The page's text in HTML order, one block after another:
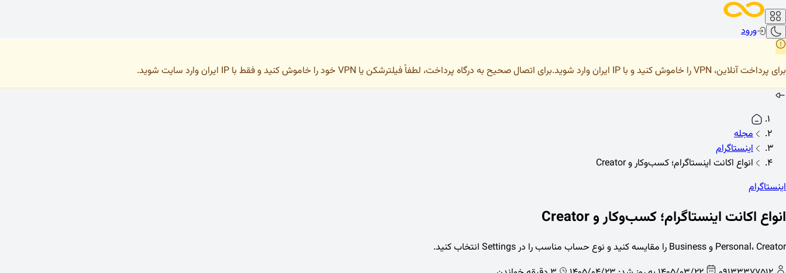
ورود
برای پرداخت آنلاین، VPN را خاموش کنید و با IP ایران وارد شوید. برای اتصال صحیح به درگاه پرداخت، لطفاً فیلترشکن یا VPN خود را خاموش کنید و فقط با IP ایران وارد سایت شوید.
مجله
اینستاگرام
انواع اکانت اینستاگرام؛ کسب‌وکار و Creator
اینستاگرام
انواع اکانت اینستاگرام؛ کسب‌وکار و Creator
Personal، Creator و Business را مقایسه کنید و نوع حساب مناسب را در Settings انتخاب کنید.